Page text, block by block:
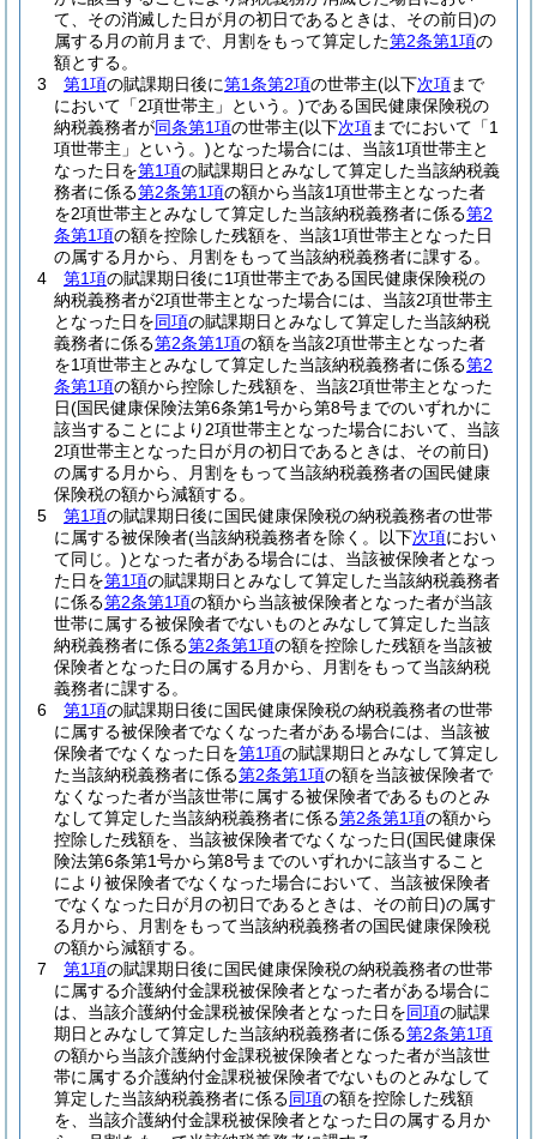
て、その消滅した日が月の初日であるときは、その前日)の
属する月の前月まで、月割をもって算定した第2条第1項の
額とする。
3
第1項の賦課期日後に第1条第2項の世帯主(以下次項まで
において「2項世帯主」という。)である国民健康保険税の
納税義務者が同条第1項の世帯主(以下次項までにおいて「1
項世帯主」という。)となった場合には、当該1項世帯主と
なった日を第1項の賦課期日とみなして算定した当該納税義
務者に係る第2条第1項の額から当該1項世帯主となった者
を2項世帯主とみなして算定した当該納税義務者に係る第2
条第1項の額を控除した残額を、当該1項世帯主となった日
の属する月から、月割をもって当該納税義務者に課する。
4
第1項の賦課期日後に1項世帯主である国民健康保険税の
納税義務者が2項世帯主となった場合には、当該2項世帯主
となった日を同項の賦課期日とみなして算定した当該納税
義務者に係る第2条第1項の額を当該2項世帯主となった者
を1項世帯主とみなして算定した当該納税義務者に係る第2
条第1項の額から控除した残額を、当該2項世帯主となった
日(国民健康保険法第6条第1号から第8号までのいずれかに
該当することにより2項世帯主となった場合において、当該
2項世帯主となった日が月の初日であるときは、その前日)
の属する月から、月割をもって当該納税義務者の国民健康
保険税の額から減額する。
5
第1項の賦課期日後に国民健康保険税の納税義務者の世帯
に属する被保険者(当該納税義務者を除く。以下次項におい
て同じ。)となった者がある場合には、当該被保険者となっ
た日を第1項の賦課期日とみなして算定した当該納税義務者
に係る第2条第1項の額から当該被保険者となった者が当該
世帯に属する被保険者でないものとみなして算定した当該
納税義務者に係る第2条第1項の額を控除した残額を当該被
保険者となった日の属する月から、月割をもって当該納税
義務者に課する。
6
第1項の賦課期日後に国民健康保険税の納税義務者の世帯
に属する被保険者でなくなった者がある場合には、当該被
保険者でなくなった日を第1項の賦課期日とみなして算定し
た当該納税義務者に係る第2条第1項の額を当該被保険者で
なくなった者が当該世帯に属する被保険者であるものとみ
なして算定した当該納税義務者に係る第2条第1項の額から
控除した残額を、当該被保険者でなくなった日(国民健康保
険法第6条第1号から第8号までのいずれかに該当すること
により被保険者でなくなった場合において、当該被保険者
でなくなった日が月の初日であるときは、その前日)の属す
る月から、月割をもって当該納税義務者の国民健康保険税
の額から減額する。
7
第1項の賦課期日後に国民健康保険税の納税義務者の世帯
に属する介護納付金課税被保険者となった者がある場合に
は、当該介護納付金課税被保険者となった日を同項の賦課
期日とみなして算定した当該納税義務者に係る第2条第1項
の額から当該介護納付金課税被保険者となった者が当該世
帯に属する介護納付金課税被保険者でないものとみなして
算定した当該納税義務者に係る同項の額を控除した残額
を、当該介護納付金課税被保険者となった日の属する月か